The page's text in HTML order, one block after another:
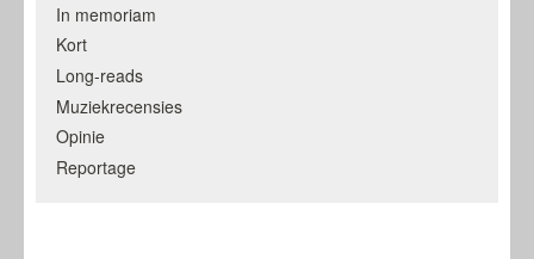
In memoriam
Kort
Long-reads
Muziekrecensies
Opinie
Reportage